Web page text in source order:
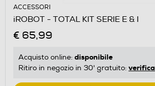
ACCESSORI
iROBOT - TOTAL KIT SERIE E & I
€ 65,99
Acquisto online: disponibile
Ritiro in negozio in 30' gratuito: verifica